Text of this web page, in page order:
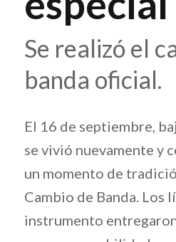
Se realizó el
banda oficial.
El 16 de septiembre,
se vivió nuevamente y
un momento de
Cambio de Banda. Los
instrumento